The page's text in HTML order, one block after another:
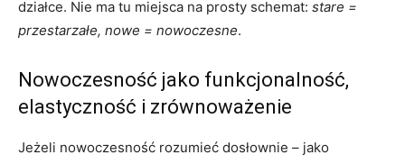
działce. Nie ma tu miejsca na prosty schemat: stare =
przestarzałe, nowe = nowoczesne.
Nowoczesność jako funkcjonalność,
elastyczność i zrównoważenie
Jeżeli nowoczesność rozumieć dosłownie – jako